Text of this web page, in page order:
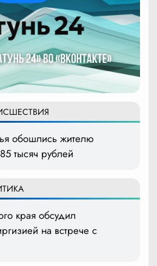
обошлись жителю
тысяч рублей
края обсудил
на встрече с